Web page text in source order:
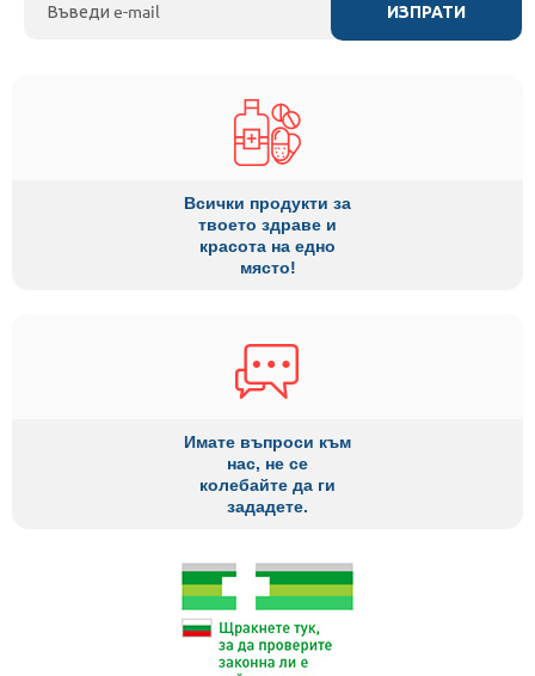
ИЗПРАТИ
Всички продукти за
твоето здраве и
красота на едно
място!
Имате въпроси към
нас, не се
колебайте да ги
зададете.